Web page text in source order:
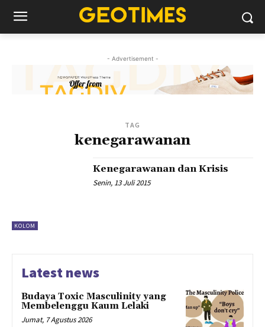
- Advertisement -
TAG
kenegarawanan
KOLOM
Kenegarawanan dan Krisis
Senin, 13 Juli 2015
Latest news
Budaya Toxic Masculinity yang
Membelenggu Kaum Lelaki
Jumat, 7 Agustus 2026